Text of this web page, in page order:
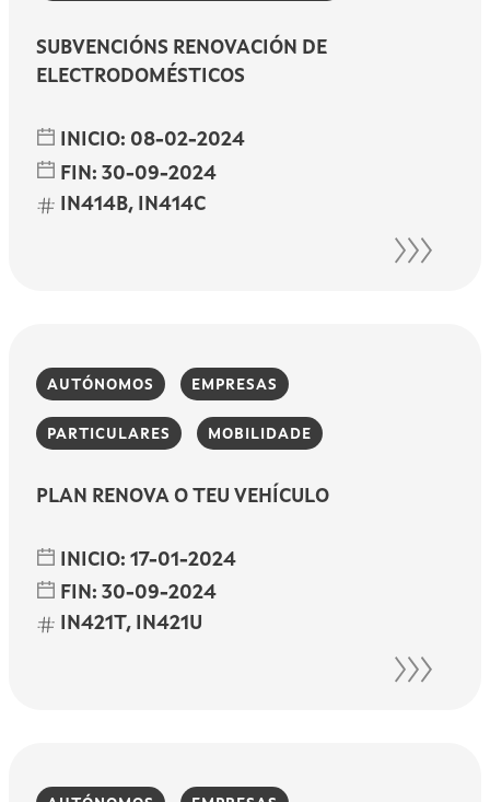
SUBVENCIÓNS RENOVACIÓN DE
ELECTRODOMÉSTICOS
INICIO: 08-02-2024
FIN: 30-09-2024
IN414B, IN414C
AUTÓNOMOS EMPRESAS
PARTICULARES MOBILIDADE
PLAN RENOVA O TEU VEHÍCULO
INICIO: 17-01-2024
FIN: 30-09-2024
IN421T, IN421U